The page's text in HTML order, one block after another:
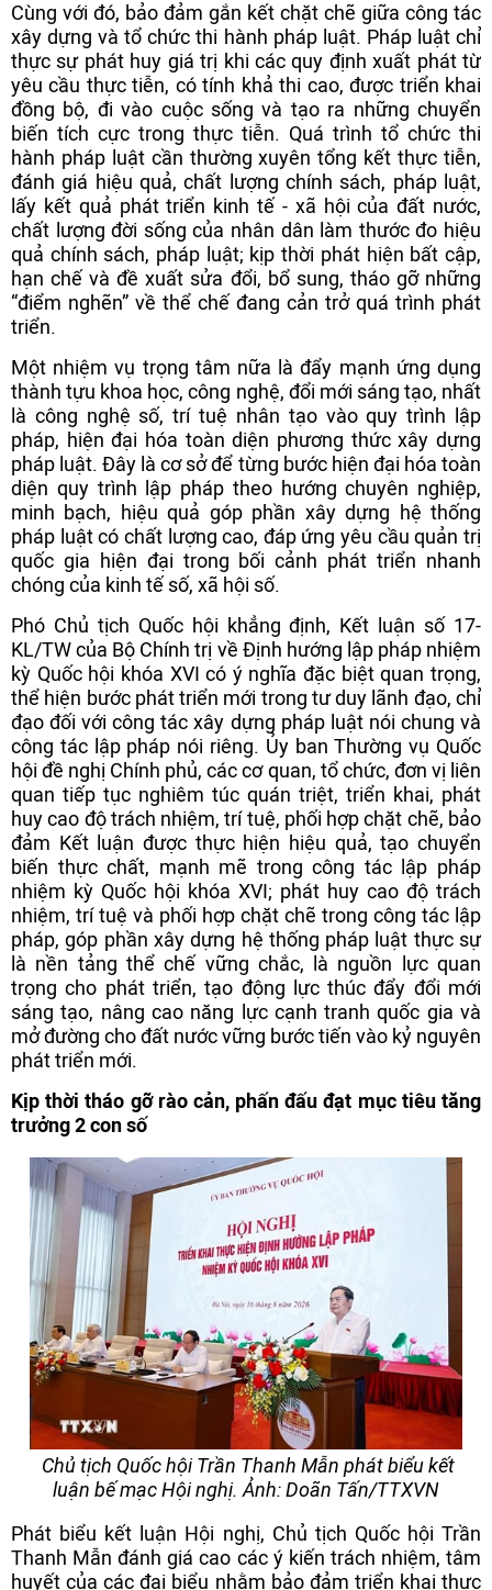
Cùng với đó, bảo đảm gắn kết chặt chẽ giữa công tác
xây dựng và tổ chức thi hành pháp luật. Pháp luật chỉ
thực sự phát huy giá trị khi các quy định xuất phát từ
yêu cầu thực tiễn, có tính khả thi cao, được triển khai
đồng bộ, đi vào cuộc sống và tạo ra những chuyển
biến tích cực trong thực tiễn. Quá trình tổ chức thi
hành pháp luật cần thường xuyên tổng kết thực tiễn,
đánh giá hiệu quả, chất lượng chính sách, pháp luật,
lấy kết quả phát triển kinh tế - xã hội của đất nước,
chất lượng đời sống của nhân dân làm thước đo hiệu
quả chính sách, pháp luật; kịp thời phát hiện bất cập,
hạn chế và đề xuất sửa đổi, bổ sung, tháo gỡ những
“điểm nghẽn” về thể chế đang cản trở quá trình phát
triển.
Một nhiệm vụ trọng tâm nữa là đẩy mạnh ứng dụng
thành tựu khoa học, công nghệ, đổi mới sáng tạo, nhất
là công nghệ số, trí tuệ nhân tạo vào quy trình lập
pháp, hiện đại hóa toàn diện phương thức xây dựng
pháp luật. Đây là cơ sở để từng bước hiện đại hóa toàn
diện quy trình lập pháp theo hướng chuyên nghiệp,
minh bạch, hiệu quả góp phần xây dựng hệ thống
pháp luật có chất lượng cao, đáp ứng yêu cầu quản trị
quốc gia hiện đại trong bối cảnh phát triển nhanh
chóng của kinh tế số, xã hội số.
Phó Chủ tịch Quốc hội khẳng định, Kết luận số 17-
KL/TW của Bộ Chính trị về Định hướng lập pháp nhiệm
kỳ Quốc hội khóa XVI có ý nghĩa đặc biệt quan trọng,
thể hiện bước phát triển mới trong tư duy lãnh đạo, chỉ
đạo đối với công tác xây dựng pháp luật nói chung và
công tác lập pháp nói riêng. Ủy ban Thường vụ Quốc
hội đề nghị Chính phủ, các cơ quan, tổ chức, đơn vị liên
quan tiếp tục nghiêm túc quán triệt, triển khai, phát
huy cao độ trách nhiệm, trí tuệ, phối hợp chặt chẽ, bảo
đảm Kết luận được thực hiện hiệu quả, tạo chuyển
biến thực chất, mạnh mẽ trong công tác lập pháp
nhiệm kỳ Quốc hội khóa XVI; phát huy cao độ trách
nhiệm, trí tuệ và phối hợp chặt chẽ trong công tác lập
pháp, góp phần xây dựng hệ thống pháp luật thực sự
là nền tảng thể chế vững chắc, là nguồn lực quan
trọng cho phát triển, tạo động lực thúc đẩy đổi mới
sáng tạo, nâng cao năng lực cạnh tranh quốc gia và
mở đường cho đất nước vững bước tiến vào kỷ nguyên
phát triển mới.
Kịp thời tháo gỡ rào cản, phấn đấu đạt mục tiêu tăng
trưởng 2 con số
Chủ tịch Quốc hội Trần Thanh Mẫn phát biểu kết
luận bế mạc Hội nghị. Ảnh: Doãn Tấn/TTXVN
Phát biểu kết luận Hội nghị, Chủ tịch Quốc hội Trần
Thanh Mẫn đánh giá cao các ý kiến trách nhiệm, tâm
huyết của các đại biểu nhằm bảo đảm triển khai thực